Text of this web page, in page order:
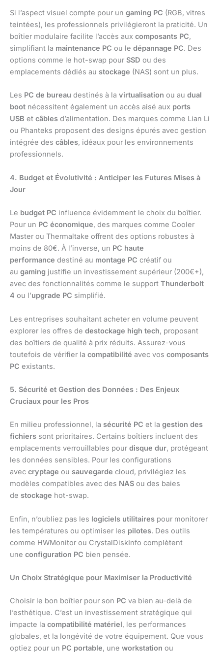
Si l’aspect visuel compte pour un gaming PC (RGB, vitres
teintées), les professionnels privilégieront la praticité. Un
boîtier modulaire facilite l’accès aux composants PC,
simplifiant la maintenance PC ou le dépannage PC. Des
options comme le hot-swap pour SSD ou des
emplacements dédiés au stockage (NAS) sont un plus.
Les PC de bureau destinés à la virtualisation ou au dual
boot nécessitent également un accès aisé aux ports
USB et câbles d’alimentation. Des marques comme Lian Li
ou Phanteks proposent des designs épurés avec gestion
intégrée des câbles, idéaux pour les environnements
professionnels.
4. Budget et Évolutivité : Anticiper les Futures Mises à
Jour
Le budget PC influence évidemment le choix du boîtier.
Pour un PC économique, des marques comme Cooler
Master ou Thermaltake offrent des options robustes à
moins de 80€. À l’inverse, un PC haute
performance destiné au montage PC créatif ou
au gaming justifie un investissement supérieur (200€+),
avec des fonctionnalités comme le support Thunderbolt
4 ou l’upgrade PC simplifié.
Les entreprises souhaitant acheter en volume peuvent
explorer les offres de destockage high tech, proposant
des boîtiers de qualité à prix réduits. Assurez-vous
toutefois de vérifier la compatibilité avec vos composants
PC existants.
5. Sécurité et Gestion des Données : Des Enjeux
Cruciaux pour les Pros
En milieu professionnel, la sécurité PC et la gestion des
fichiers sont prioritaires. Certains boîtiers incluent des
emplacements verrouillables pour disque dur, protégeant
les données sensibles. Pour les configurations
avec cryptage ou sauvegarde cloud, privilégiez les
modèles compatibles avec des NAS ou des baies
de stockage hot-swap.
Enfin, n’oubliez pas les logiciels utilitaires pour monitorer
les températures ou optimiser les pilotes. Des outils
comme HWMonitor ou CrystalDiskInfo complètent
une configuration PC bien pensée.
Un Choix Stratégique pour Maximiser la Productivité
Choisir le bon boîtier pour son PC va bien au-delà de
l’esthétique. C’est un investissement stratégique qui
impacte la compatibilité matériel, les performances
globales, et la longévité de votre équipement. Que vous
optiez pour un PC portable, une workstation ou